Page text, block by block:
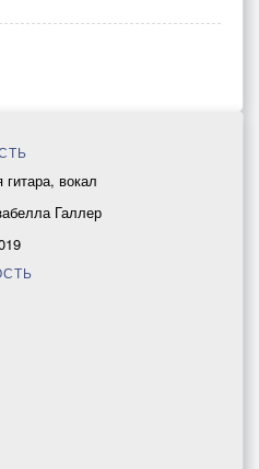
гитара, вокал
Галлер